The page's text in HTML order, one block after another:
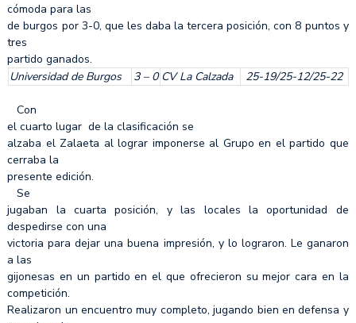
cómoda para las
de burgos por 3-0, que les daba la tercera posición, con 8 puntos y
tres
partido ganados.
Universidad de Burgos
3 – 0 CV La Calzada 25-19/25-12/25-22
Con
el cuarto lugar de la clasificación se
alzaba el Zalaeta al lograr imponerse al Grupo en el partido que
cerraba la
presente edición.
Se
jugaban la cuarta posición, y las locales la oportunidad de
despedirse con una
victoria para dejar una buena impresión, y lo lograron. Le ganaron
a las
gijonesas en un partido en el que ofrecieron su mejor cara en la
competición.
Realizaron un encuentro muy completo, jugando bien en defensa y